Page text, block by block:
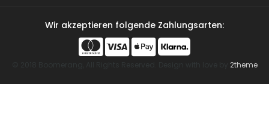
Wir akzeptieren folgende Zahlungsarten:
2theme